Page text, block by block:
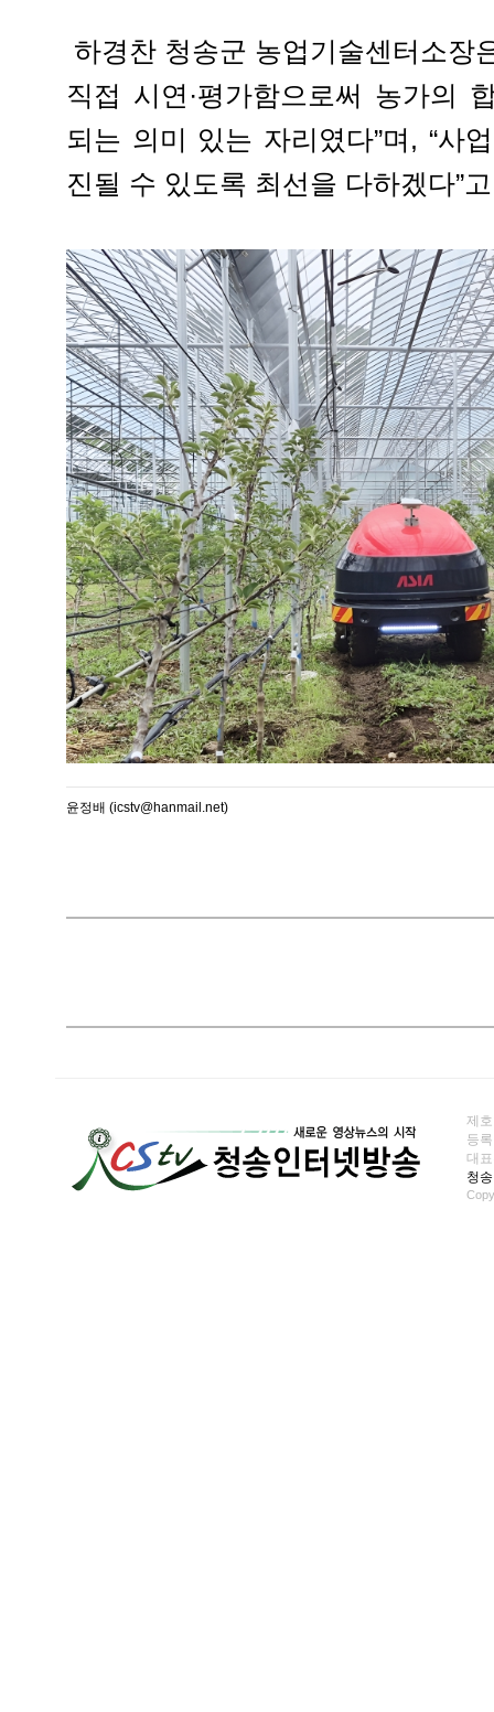
하경찬 청송군 농업기술센터소장
직접 시연·평가함으로써 농가의
되는 의미 있는 자리였다”며, “사
진될 수 있도록 최선을 다하겠다”
윤정배 (icstv@hanmail.net)
제
등
대표
청